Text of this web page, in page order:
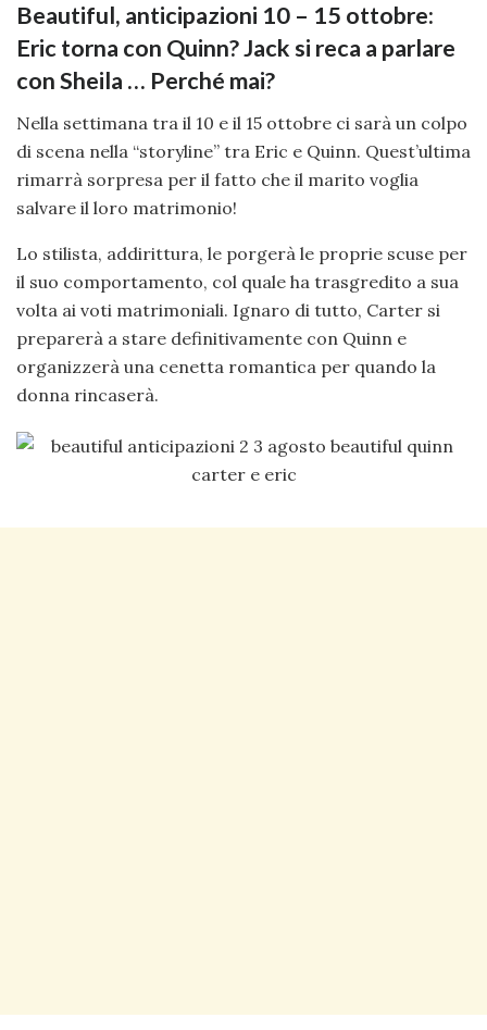
Beautiful, anticipazioni 10 – 15 ottobre:
Eric torna con Quinn? Jack si reca a parlare
con Sheila … Perché mai?
Nella settimana tra il 10 e il 15 ottobre ci sarà un colpo
di scena nella “storyline” tra Eric e Quinn. Quest’ultima
rimarrà sorpresa per il fatto che il marito voglia
salvare il loro matrimonio!
Lo stilista, addirittura, le porgerà le proprie scuse per
il suo comportamento, col quale ha trasgredito a sua
volta ai voti matrimoniali. Ignaro di tutto, Carter si
preparerà a stare definitivamente con Quinn e
organizzerà una cenetta romantica per quando la
donna rincaserà.